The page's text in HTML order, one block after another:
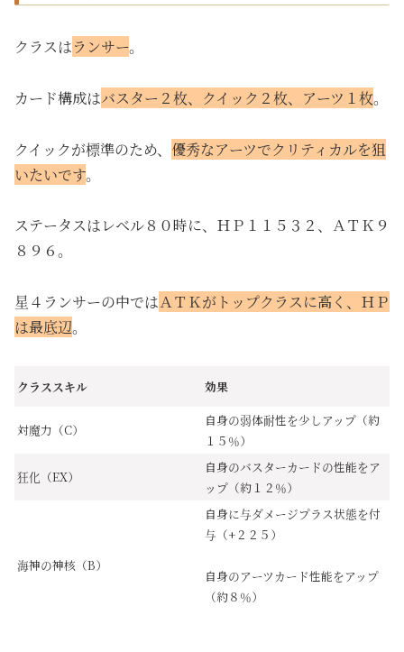
クラスはランサー。
カード構成はバスター２枚、クイック２枚、アーツ１枚。
クイックが標準のため、 優秀なアーツでクリティカルを狙
いたいです。
ステータスはレベル８０時に、ＨＰ１１５３２、ＡＴＫ９
８９６。
星４ランサーの中ではＡＴＫがトップクラスに高く、ＨＰ
は最底辺。
クラススキル 効果
対魔力（C）
自身の弱体耐性を少しアップ（約
１５％）
狂化（EX）
自身のバスターカードの性能をア
ップ（約１２％）
海神の神核（B）
自身に与ダメージプラス状態を付
与（+２２５）
自身のアーツカード性能をアップ
（約８％）